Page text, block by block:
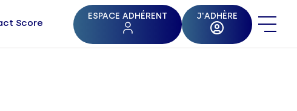
Score
ESPACE ADHÉRENT J'ADHÈRE